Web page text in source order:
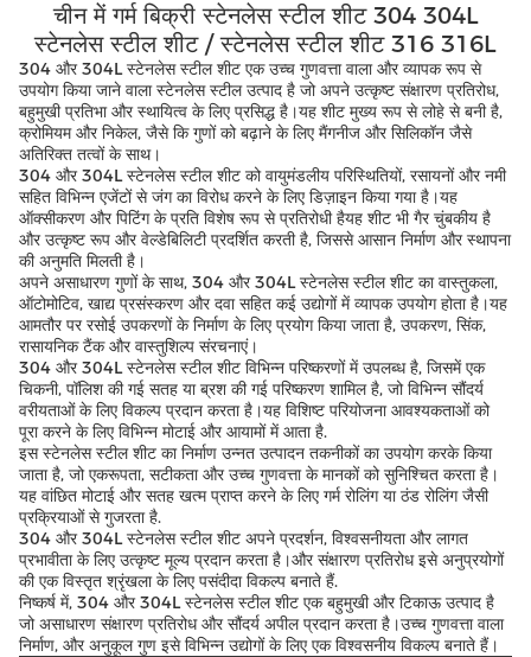
चीन में गर्म बिक्री स्टेनलेस स्टील शीट 304 304L
स्टेनलेस स्टील शीट / स्टेनलेस स्टील शीट 316 316L
304 और 304L स्टेनलेस स्टील शीट एक उच्च गुणवत्ता वाला और व्यापक रूप से
उपयोग किया जाने वाला स्टेनलेस स्टील उत्पाद है जो अपने उत्कृष्ट संक्षारण प्रतिरोध,
बहुमुखी प्रतिभा और स्थायित्व के लिए प्रसिद्ध है।यह शीट मुख्य रूप से लोहे से बनी है,
क्रोमियम और निकेल, जैसे कि गुणों को बढ़ाने के लिए मैंगनीज और सिलिकॉन जैसे
अतिरिक्त तत्वों के साथ।
304 और 304L स्टेनलेस स्टील शीट को वायुमंडलीय परिस्थितियों, रसायनों और नमी
सहित विभिन्न एजेंटों से जंग का विरोध करने के लिए डिज़ाइन किया गया है।यह
ऑक्सीकरण और पिटिंग के प्रति विशेष रूप से प्रतिरोधी हैयह शीट भी गैर चुंबकीय है
और उत्कृष्ट रूप और वेल्डेबिलिटी प्रदर्शित करती है, जिससे आसान निर्माण और स्थापना
की अनुमति मिलती है।
अपने असाधारण गुणों के साथ, 304 और 304L स्टेनलेस स्टील शीट का वास्तुकला,
ऑटोमोटिव, खाद्य प्रसंस्करण और दवा सहित कई उद्योगों में व्यापक उपयोग होता है।यह
आमतौर पर रसोई उपकरणों के निर्माण के लिए प्रयोग किया जाता है, उपकरण, सिंक,
रासायनिक टैंक और वास्तुशिल्प संरचनाएं।
304 और 304L स्टेनलेस स्टील शीट विभिन्न परिष्करणों में उपलब्ध है, जिसमें एक
चिकनी, पॉलिश की गई सतह या ब्रश की गई परिष्करण शामिल है, जो विभिन्न सौंदर्य
वरीयताओं के लिए विकल्प प्रदान करता है।यह विशिष्ट परियोजना आवश्यकताओं को
पूरा करने के लिए विभिन्न मोटाई और आयामों में आता है.
इस स्टेनलेस स्टील शीट का निर्माण उन्नत उत्पादन तकनीकों का उपयोग करके किया
जाता है, जो एकरूपता, सटीकता और उच्च गुणवत्ता के मानकों को सुनिश्चित करता है।
यह वांछित मोटाई और सतह खत्म प्राप्त करने के लिए गर्म रोलिंग या ठंड रोलिंग जैसी
प्रक्रियाओं से गुजरता है.
304 और 304L स्टेनलेस स्टील शीट अपने प्रदर्शन, विश्वसनीयता और लागत
प्रभावीता के लिए उत्कृष्ट मूल्य प्रदान करता है।और संक्षारण प्रतिरोध इसे अनुप्रयोगों
की एक विस्तृत श्रृंखला के लिए पसंदीदा विकल्प बनाते हैं.
निष्कर्ष में, 304 और 304L स्टेनलेस स्टील शीट एक बहुमुखी और टिकाऊ उत्पाद है
जो असाधारण संक्षारण प्रतिरोध और सौंदर्य अपील प्रदान करता है।उच्च गुणवत्ता वाला
निर्माण, और अनुकूल गुण इसे विभिन्न उद्योगों के लिए एक विश्वसनीय विकल्प बनाते हैं।